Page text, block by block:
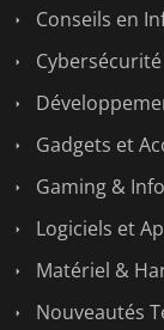
Conseils en
Cybersécurité
Gadgets et
Gaming &
Logiciels et
Matériel &
Nouveautés